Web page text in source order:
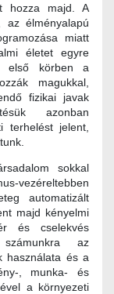
hozza majd. A
az élményalapú
miatt
életet egyre
első körben a
magukkal,
fizikai javak
azonban
terhelést jelent,
sokkal
vezéreltebben
automatizált
majd kényelmi
és cselekvés
számunkra az
használata és a
, munka- és
a környezeti